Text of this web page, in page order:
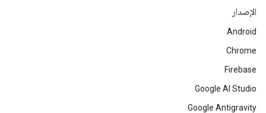
الإصدار
Android
Chrome
Firebase
Google AI Studio
Google Antigravity